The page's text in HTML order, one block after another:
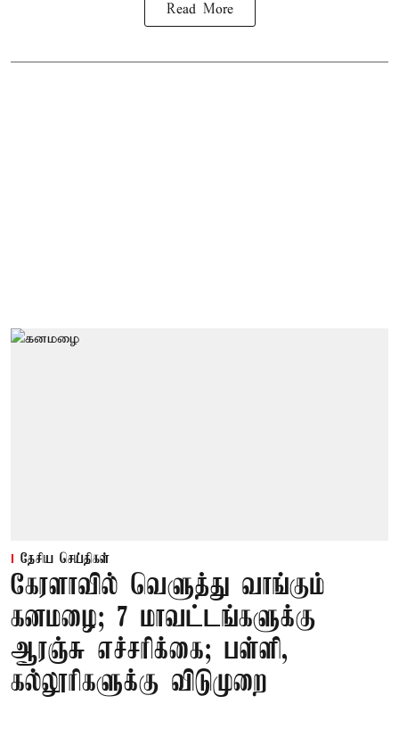
Read More
தேசிய செய்திகள்
கேரளாவில் வெளுத்து வாங்கும்
கனமழை; 7 மாவட்டங்களுக்கு
ஆரஞ்சு எச்சரிக்கை; பள்ளி,
கல்லூரிகளுக்கு விடுமுறை